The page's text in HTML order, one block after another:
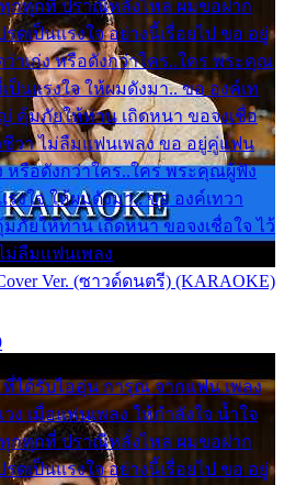
กทุกที่ ปราณีหลั่งไหล ผมขอฝาก
ดเป็นแรงใจ อย่างนี้เรื่อยไป ขอ อยู่
าเก่ง หรือดังกว่าใคร..ใคร พระคุณ
ป็นแรงใจ ให้ผมดังมา.. ขอ องค์เท
คุ้มภัยให้ท่าน เถิดหนา ขอจงเชื่อ
ชีวา ไม่ลืมแฟนเพลง ขอ อยู่คู่แฟน
หรือดังกว่าใคร..ใคร พระคุณผู้ฟัง
งใจ ให้ผมดังมา.. ขอ องค์เทวา
ภัยให้ท่าน เถิดหนา ขอจงเชื่อใจ ไว้
ม่ลืมแฟนเพลง
Ver. (ซาวด์ดนตรี) (KARAOKE)
ได้รับไออุ่น การุณ จากแฟน เพลง
ง เมื่อแฟนเพลง ให้กำลังใจ น้ำใจ
กทุกที่ ปราณีหลั่งไหล ผมขอฝาก
ดเป็นแรงใจ อย่างนี้เรื่อยไป ขอ อยู่